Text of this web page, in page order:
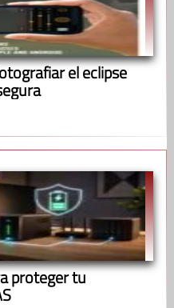
el eclipse
proteger tu